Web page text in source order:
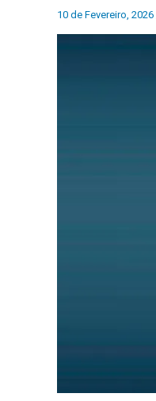
10 de Fevereiro, 2026